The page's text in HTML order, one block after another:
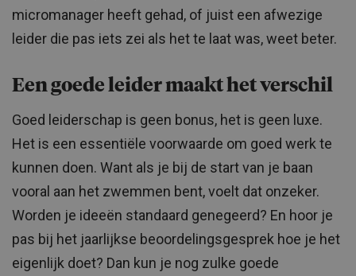
micromanager heeft gehad, of juist een afwezige
leider die pas iets zei als het te laat was, weet beter.
Een goede leider maakt het verschil
Goed leiderschap is geen bonus, het is geen luxe.
Het is een essentiële voorwaarde om goed werk te
kunnen doen. Want als je bij de start van je baan
vooral aan het zwemmen bent, voelt dat onzeker.
Worden je ideeën standaard genegeerd? En hoor je
pas bij het jaarlijkse beoordelingsgesprek hoe je het
eigenlijk doet? Dan kun je nog zulke goede